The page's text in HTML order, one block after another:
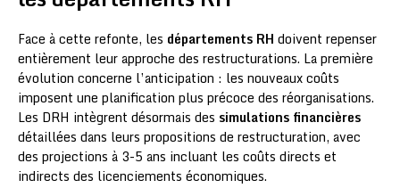
Face à cette refonte, les départements RH doivent repenser
entièrement leur approche des restructurations. La première
évolution concerne l’anticipation : les nouveaux coûts
imposent une planification plus précoce des réorganisations.
Les DRH intègrent désormais des simulations financières
détaillées dans leurs propositions de restructuration, avec
des projections à 3-5 ans incluant les coûts directs et
indirects des licenciements économiques.